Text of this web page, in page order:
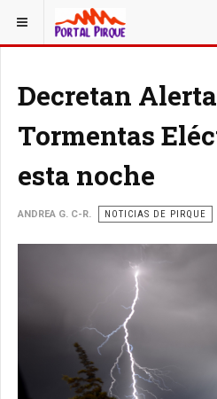
ESTÁ AQUÍ: NOTICIAS
Decretan
Tormentas
esta noche
ANDREA G. C-R. NOTICIAS DE PIRQUE